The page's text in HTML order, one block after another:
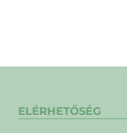
ELÉRHETŐSÉG